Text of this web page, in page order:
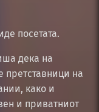
посетата.
дека на
претставници на
како и
и приватниот